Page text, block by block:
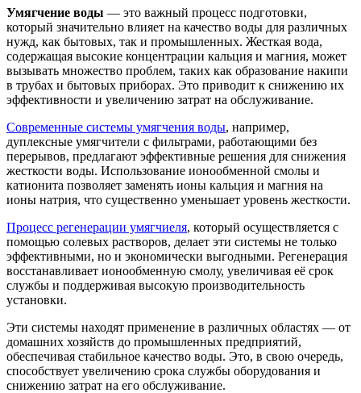
Умягчение воды — это важный процесс подготовки,
который значительно влияет на качество воды для различных
нужд, как бытовых, так и промышленных. Жесткая вода,
содержащая высокие концентрации кальция и магния, может
вызывать множество проблем, таких как образование накипи
в трубах и бытовых приборах. Это приводит к снижению их
эффективности и увеличению затрат на обслуживание.
Современные системы умягчения воды, например,
дуплексные умягчители с фильтрами, работающими без
перерывов, предлагают эффективные решения для снижения
жесткости воды. Использование ионообменной смолы и
катионита позволяет заменять ионы кальция и магния на
ионы натрия, что существенно уменьшает уровень жесткости.
Процесс регенерации умягчиеля, который осуществляется с
помощью солевых растворов, делает эти системы не только
эффективными, но и экономически выгодными. Регенерация
восстанавливает ионообменную смолу, увеличивая её срок
службы и поддерживая высокую производительность
установки.
Эти системы находят применение в различных областях — от
домашних хозяйств до промышленных предприятий,
обеспечивая стабильное качество воды. Это, в свою очередь,
способствует увеличению срока службы оборудования и
снижению затрат на его обслуживание.